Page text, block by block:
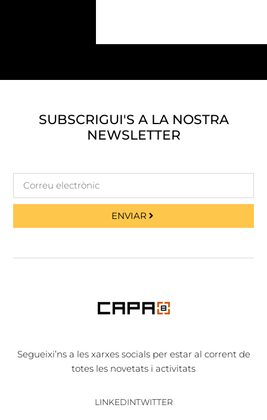
SUBSCRIGUI'S A LA NOSTRA
NEWSLETTER
ENVIAR
Segueixi’ns a les xarxes socials per estar al corrent de
totes les novetats i activitats
LINKEDINTWITTER